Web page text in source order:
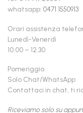
whatsapp: 0471 1550913
Orari assistenza
Lunedì-Venerdì
10.00 – 12.30
Pomeriggio:
Solo Chat/WhatsApp
Contattaci in chat, ti
Riceviamo solo su